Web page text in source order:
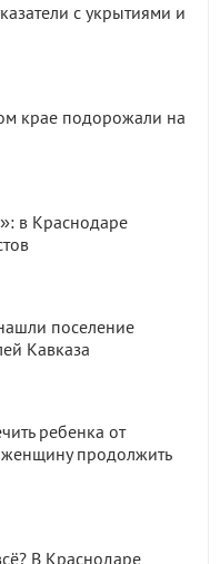
с укрытиями и
крае подорожали на
в Краснодаре
поселение
Кавказа
ребенка от
женщину продолжить
В Краснодаре,